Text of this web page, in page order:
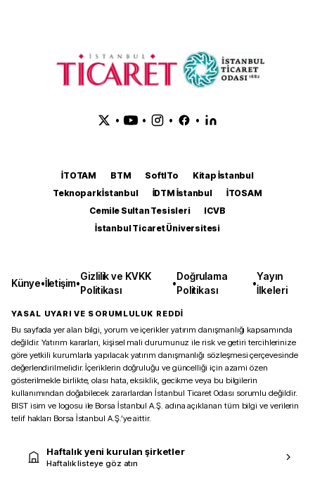
• • • •
İTOTAM BTM SoftITo
Kitap İstanbul
Teknopark İstanbul
İDTM İstanbul
İTOSAM
Cemile Sultan Tesisleri
ICVB
İstanbul Ticaret Üniversitesi
Künye•İletişim•
Gizlilik ve KVKK
Politikası
•
Doğrulama
Politikası
•
Yayın
İlkeleri
YASAL UYARI VE SORUMLULUK REDDİ
Bu sayfada yer alan bilgi, yorum ve içerikler yatırım danışmanlığı kapsamında
değildir. Yatırım kararları, kişisel mali durumunuz ile risk ve getiri tercihlerinize
göre yetkili kurumlarla yapılacak yatırım danışmanlığı sözleşmesi çerçevesinde
değerlendirilmelidir. İçeriklerin doğruluğu ve güncelliği için azami özen
gösterilmekle birlikte, olası hata, eksiklik, gecikme veya bu bilgilerin
kullanımından doğabilecek zararlardan İstanbul Ticaret Odası sorumlu değildir.
BIST isim ve logosu ile Borsa İstanbul A.Ş. adına açıklanan tüm bilgi ve verilerin
telif hakları Borsa İstanbul A.Ş.’ye aittir.
Haftalık yeni kurulan şirketler
Haftalık listeye göz atın